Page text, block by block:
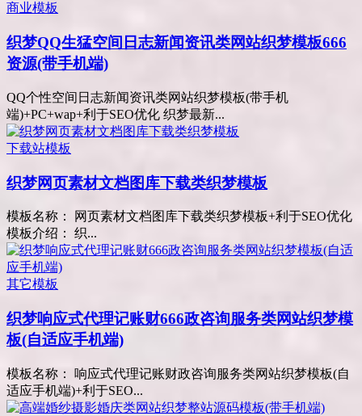
商业模板
织梦QQ生猛空间日志新闻资讯类网站织梦模板666
资源(带手机端)
QQ个性空间日志新闻资讯类网站织梦模板(带手机
端)+PC+wap+利于SEO优化 织梦最新...
下载站模板
织梦网页素材文档图库下载类织梦模板
模板名称： 网页素材文档图库下载类织梦模板+利于SEO优化
模板介绍： 织...
其它模板
织梦响应式代理记账财666政咨询服务类网站织梦模
板(自适应手机端)
模板名称： 响应式代理记账财政咨询服务类网站织梦模板(自
适应手机端)+利于SEO...